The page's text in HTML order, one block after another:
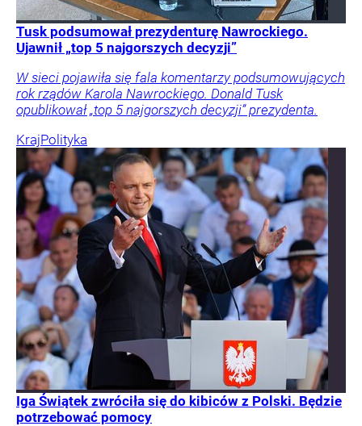
Tusk podsumował prezydenturę Nawrockiego.
Ujawnił „top 5 najgorszych decyzji”
W sieci pojawiła się fala komentarzy podsumowujących
rok rządów Karola Nawrockiego. Donald Tusk
opublikował „top 5 najgorszych decyzji” prezydenta.
KrajPolityka
Iga Świątek zwróciła się do kibiców z Polski. Będzie
potrzebować pomocy